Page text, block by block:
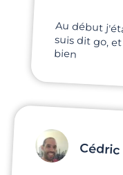
Au début
suis dit go,
bien
Cédric